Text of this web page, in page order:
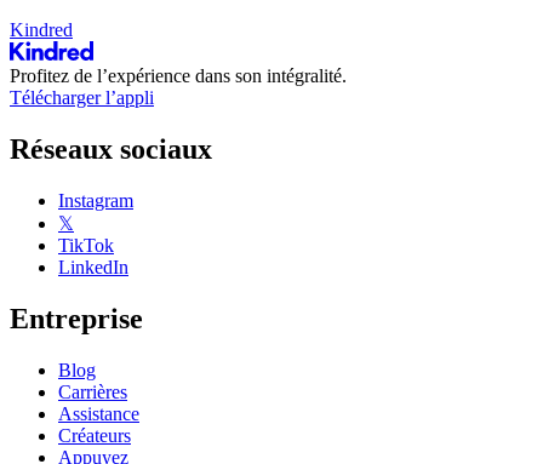
Kindred
Profitez de l’expérience dans son intégralité.
Télécharger l’appli
Réseaux sociaux
Instagram
𝕏
TikTok
LinkedIn
Entreprise
Blog
Carrières
Assistance
Créateurs
Appuyez